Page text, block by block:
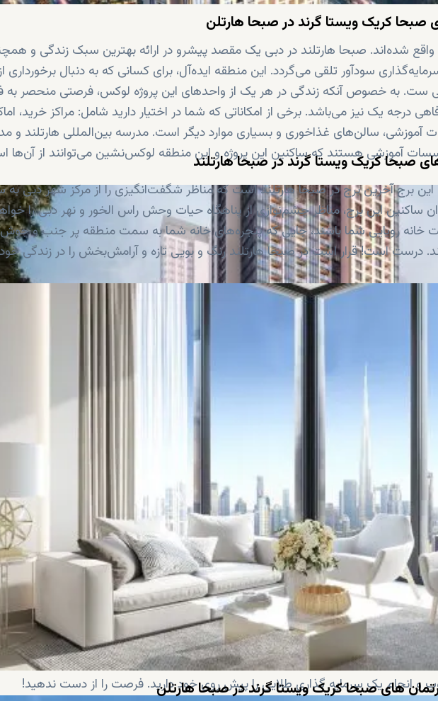
صبحا کریک ویستا گرند در صبحا هارتلن
واقع شده‌اند. صبحا هارتلند در دبی یک مقصد پیشرو در ارائه بهترین سبک زندگی و
سودآور تلقی می‌گردد. این منطقه ایده‌آل، برای کسانی که به دنبال برخورداری
ست. به خصوص آنکه زندگی در هر یک از واحدهای این پروژه لوکس، فرصتی منحصر به
درجه یک نیز می‌باشد. برخی از امکاناتی که شما در اختیار دارید شامل: مراکز خرید،
آموزشی، سالن‌های غذاخوری و بسیاری موارد دیگر است. مدرسه بین‌المللی هارتلند و
آموزشی هستند که ساکنین این پروژه و این منطقه لوکس‌نشین می‌توانند از آن‌ها
به حفظ تعادل بین سبک زندگی شهری و جذابیت طبیعت، به خوبی دامن زده است. به
مثال، این منطقه زیبا نه فقط دارای ساختمان‌های خیره‌کننده است، بلکه 3 پارک به نام‌های سنترال پارک، پارک
کنار آب نیز دارد. برای کسانی که به دنبال یک فرصت سرمایه‌گذاری منحصر به فرد
گزینه خوبی ست. چرا که سرمایه‌گذاری در این منطقه، با میزان 8٪ بازگشت سرمایه،
بود. از همه مهم‌تر اینکه، صاحبان این املاک این شانس را دارند که اقامت 3 ساله دبی را نیز دریافت کنند. اکنون،
و انجام یک سرمایه گذاری طلایی را پیش روی خود دارید. فرصت را از دست ندهید!
صبحا کریک ویستا گرند در صبحا هارتلند
برج آخرین برج در صبحا هارتلند است که مناظر شگفت‌انگیزی را از مرکز شهر دبی به
این برج، مناظر چشم‌نوازی از پناهگاه حیات وحش راس الخور و نهر دبی را
است خانه رویایی شما باشند، جایی که پنجره‌های خانه شما به سمت منطقه پر جنب و
درست است! قرار است در صبحا هارتلند رنگ و بویی تازه و آرامش‌بخش را در زندگی خود
های صبحا کریک ویستا گرند در صبحا هارتلن